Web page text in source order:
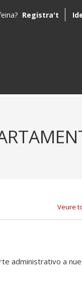
Registra't
Veure
administrativo a